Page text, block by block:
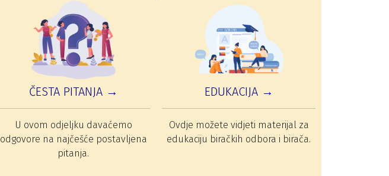
ČESTA PITANJA →
U ovom odjeljku davaćemo
odgovore na najčešće postavljena
pitanja.
EDUKACIJA →
Ovdje možete vidjeti materijal za
edukaciju biračkih odbora i birača.